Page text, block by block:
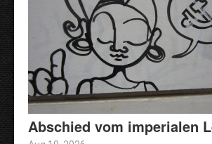
Abschied vom imperialen